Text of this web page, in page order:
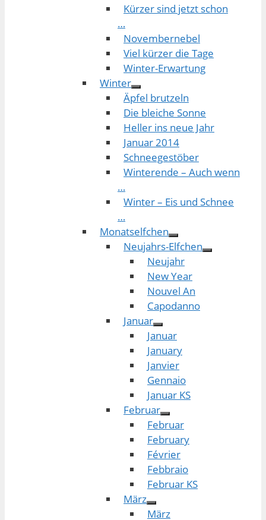
Kürzer sind jetzt schon
…
Novembernebel
Viel kürzer die Tage
Winter-Erwartung
Winter
Äpfel brutzeln
Die bleiche Sonne
Heller ins neue Jahr
Januar 2014
Schneegestöber
Winterende – Auch wenn
…
Winter – Eis und Schnee
…
Monatselfchen
Neujahrs-Elfchen
Neujahr
New Year
Nouvel An
Capodanno
Januar
Januar
January
Janvier
Gennaio
Januar KS
Februar
Februar
February
Février
Febbraio
Februar KS
März
März